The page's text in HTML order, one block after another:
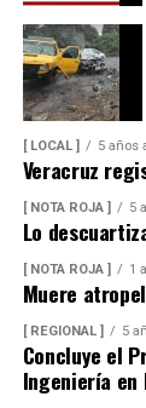
[ LOCAL ] 5 años
Veracruz
[ NOTA ROJA ] 5
Lo
[ NOTA ROJA ] 1
Muere
[ REGIONAL ] 5
Concluye el
Ingeniería en